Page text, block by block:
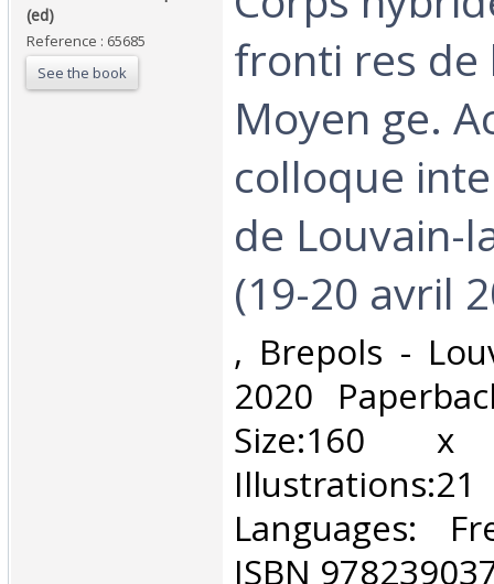
(ed)‎
Reference : 65685
See the book
fronti res de
Moyen ge.
colloque
de Louvain-
(19-20 avril
‎, Brepols -
2020
Size:160
Languages:
ISBN